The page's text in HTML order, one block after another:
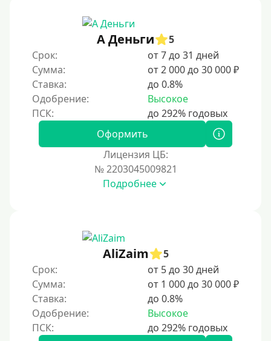
А Деньги
5
Срок:
от 7 до 31 дней
Сумма:
от 2 000 до 30 000 ₽
Ставка:
до 0.8%
Одобрение:
Высокое
Оформить
Лицензия ЦБ:
№ 2203045009821
Подробнее
AliZaim
5
Срок:
от 5 до 30 дней
Сумма:
от 1 000 до 30 000 ₽
Ставка:
до 0.8%
Одобрение:
Высокое